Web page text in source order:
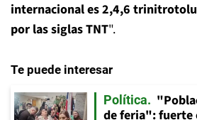
internacional es 2,4,6
por las siglas TNT".
Te puede interesar
Política
de feria": fuerte